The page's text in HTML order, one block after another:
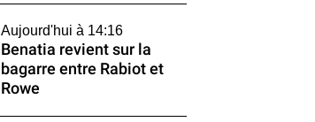
Aujourd'hui à 14:16
Benatia revient sur la
bagarre entre Rabiot et
Rowe